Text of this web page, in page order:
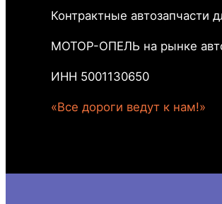
Контрактные автозапчасти
МОТОР-ОПЕЛЬ на рынке
ИНН 5001130650
«Все дороги ведут к нам!»